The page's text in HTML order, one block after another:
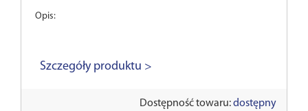
Opis:
Szczegóły produktu >
Dostępność towaru:dostępny